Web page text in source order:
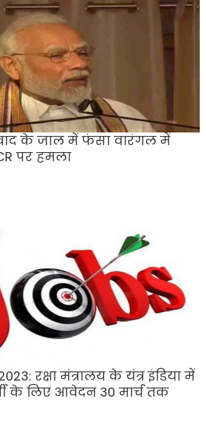
के जाल में फंसा वारंगल में
पर हमला
रक्षा मंत्रालय के यंत्र इंडिया में
के लिए आवेदन 30 मार्च तक